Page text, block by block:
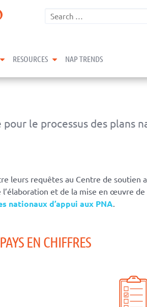
expand child menu
RESOURCES expand child menu
NAP TRENDS
le processus des plans
leurs requêtes au Centre de soutien
et de la mise en œuvre
nationaux d’appui aux PNA.
EN CHIFFRES